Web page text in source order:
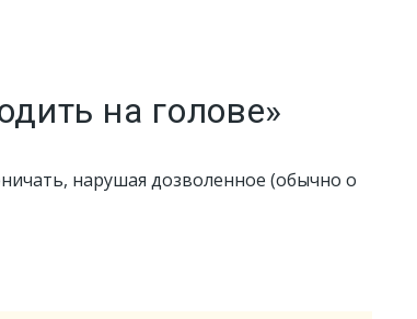
на голове»
нарушая дозволенное (обычно о